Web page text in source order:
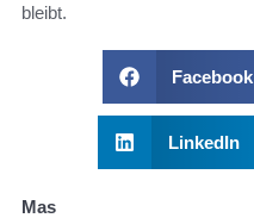
bleibt.
Facebook
LinkedIn
Mas